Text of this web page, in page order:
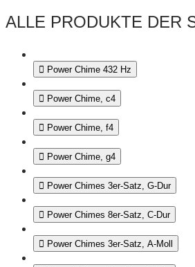
ALLE PRODUKTE DER
Power Chime 432 Hz
Power Chime, c4
Power Chime, f4
Power Chime, g4
Power Chimes 3er-Satz, G-Dur
Power Chimes 8er-Satz, C-Dur
Power Chimes 3er-Satz, A-Moll